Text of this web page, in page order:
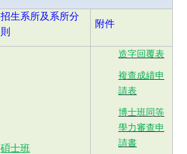
招生系所及系所分
則
附件
碩士班
造字回覆表
複查成績申
請表
博士班同等
學力審查申
請書